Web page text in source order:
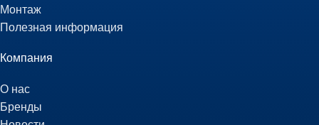
Монтаж
Полезная информация
Компания
О нас
Бренды